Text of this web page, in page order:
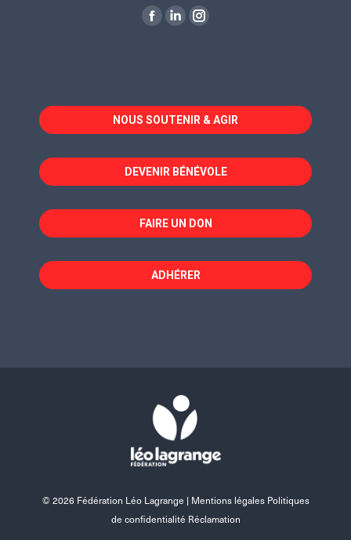
La
dans
une
fenêtre
La
dans
une
fenêtre
La
dans
une
fenêtre
NOUS SOUTENIR & AGIR
DEVENIR BÉNÉVOLE
FAIRE UN DON
ADHÉRER
© 2026 Fédération Léo Lagrange | Mentions légales Politiques
de confidentialité Réclamation